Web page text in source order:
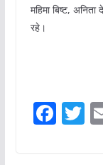
महिमा बिष्ट,
रहे।
F T